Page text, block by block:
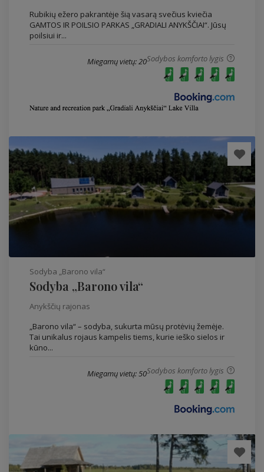
Rubikių ežero pakrantėje šią vasarą svečius kviečia
GAMTOS IR POILSIO PARKAS „GRADIALI ANYKŠČIAI“. Jūsų
poilsiui ir...
Sodybos komforto lygis
Miegamų vietų: 20
Sodyba „Barono vila“
Sodyba „Barono vila“
Anykščių rajonas
„Barono vila“ – sodyba, sukurta mūsų protėvių žemėje.
Tai unikalus rojaus kampelis tiems, kurie ieško sielos ir
kūno...
Sodybos komforto lygis
Miegamų vietų: 50